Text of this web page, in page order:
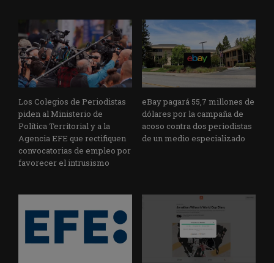
Los Colegios de Periodistas
piden al Ministerio de
Política Territorial y a la
Agencia EFE que rectifiquen
convocatorias de empleo por
favorecer el intrusismo
eBay pagará 55,7 millones de
dólares por la campaña de
acoso contra dos periodistas
de un medio especializado